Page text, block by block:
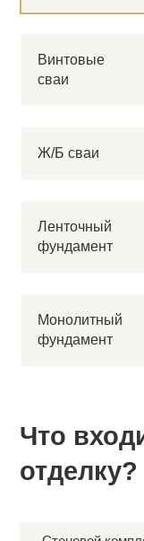
Винтовые
сваи
Ж/Б сваи
Ленточный
фундамент
Монолитный
фундамент
Что
отделку?